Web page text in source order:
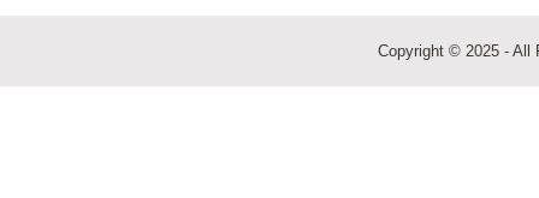
Copyright © 2025 - All